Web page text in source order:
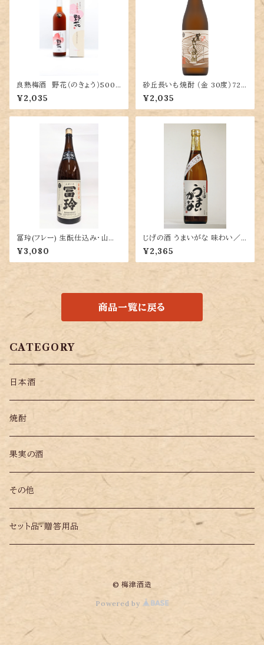
良熟梅酒 野花（のきょう）500
ml 箱入り
¥2,035
砂丘長いも焼酎 （金 30度）720
ml 箱入り
¥2,035
冨玲(フレー) 生酛仕込み・山田
錦80％精米 1800ml
¥3,080
じげの酒 うまいがな 味わい／
濃醇タイプ 720ml
¥2,365
商品一覧に戻る
CATEGORY
日本酒
焼酎
果実の酒
その他
セット品・贈答用品
© 梅津酒造
Powered by